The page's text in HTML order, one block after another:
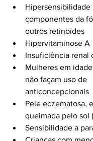
Hipersensibilidade
componentes da
outros retinoides
Hipervitaminose A
Insuficiência renal
Mulheres em
não façam uso de
anticoncepcionais
Pele eczematosa,
queimada pelo sol
Sensibilidade a